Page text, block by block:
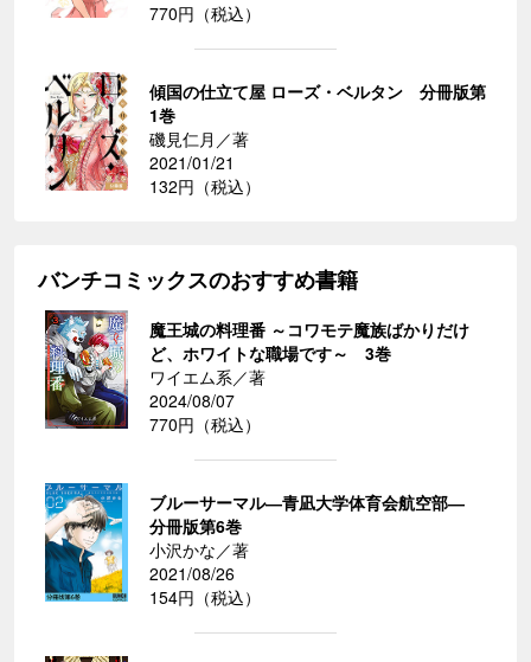
770円（税込）
傾国の仕立て屋 ローズ・ベルタン 分冊版第
1巻
磯見仁月／著
2021/01/21
132円（税込）
バンチコミックスのおすすめ書籍
魔王城の料理番 ～コワモテ魔族ばかりだけ
ど、ホワイトな職場です～ 3巻
ワイエム系／著
2024/08/07
770円（税込）
ブルーサーマル―青凪大学体育会航空部―
分冊版第6巻
小沢かな／著
2021/08/26
154円（税込）